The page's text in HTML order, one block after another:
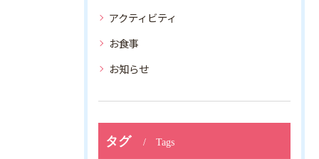
アクティビティ
お食事
お知らせ
タグ Tags